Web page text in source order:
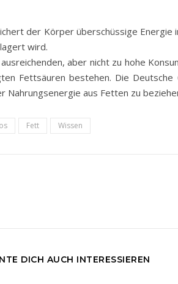
der Körper überschüssige Energie
wird.
aber nicht zu hohe
Fettsäuren bestehen. Die Deutsche
Nahrungsenergie aus Fetten zu
Fett Wissen
DICH AUCH INTERESSIEREN